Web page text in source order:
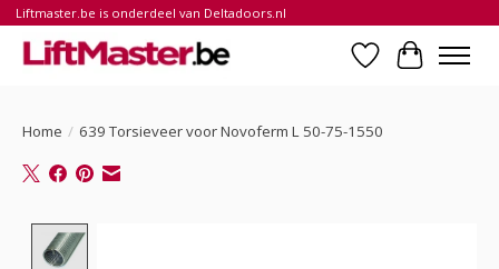
Liftmaster.be is onderdeel van Deltadoors.nl
Verlanglijst
Home / 639 Torsieveer voor Novoferm L 50-75-1550